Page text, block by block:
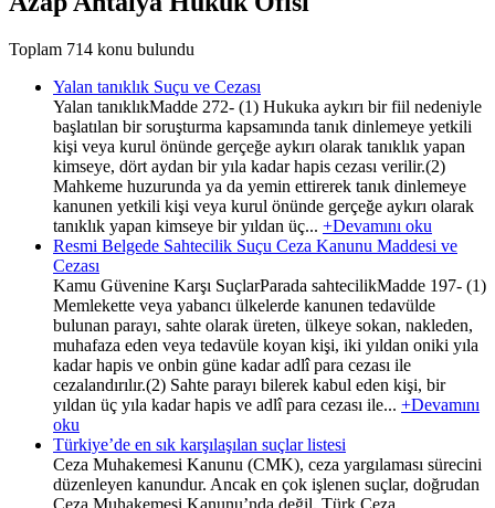
Toplam 714 konu bulundu
Yalan tanıklık Suçu ve Cezası
Yalan tanıklıkMadde 272- (1) Hukuka aykırı bir fiil nedeniyle
başlatılan bir soruşturma kapsamında tanık dinlemeye yetkili
kişi veya kurul önünde gerçeğe aykırı olarak tanıklık yapan
kimseye, dört aydan bir yıla kadar hapis cezası verilir.(2)
Mahkeme huzurunda ya da yemin ettirerek tanık dinlemeye
kanunen yetkili kişi veya kurul önünde gerçeğe aykırı olarak
tanıklık yapan kimseye bir yıldan üç... +Devamını oku
Resmi Belgede Sahtecilik Suçu Ceza Kanunu Maddesi ve
Cezası
Kamu Güvenine Karşı SuçlarParada sahtecilikMadde 197- (1)
Memlekette veya yabancı ülkelerde kanunen tedavülde
bulunan parayı, sahte olarak üreten, ülkeye sokan, nakleden,
muhafaza eden veya tedavüle koyan kişi, iki yıldan oniki yıla
kadar hapis ve onbin güne kadar adlî para cezası ile
cezalandırılır.(2) Sahte parayı bilerek kabul eden kişi, bir
yıldan üç yıla kadar hapis ve adlî para cezası ile... +Devamını
oku
Türkiye’de en sık karşılaşılan suçlar listesi
Ceza Muhakemesi Kanunu (CMK), ceza yargılaması sürecini
düzenleyen kanundur. Ancak en çok işlenen suçlar, doğrudan
Ceza Muhakemesi Kanunu’nda değil, Türk Ceza